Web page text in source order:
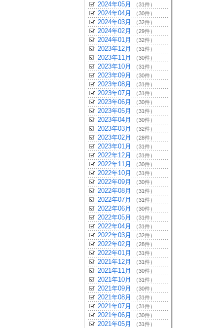
2024年05月 （31件）
2024年04月 （30件）
2024年03月 （32件）
2024年02月 （29件）
2024年01月 （32件）
2023年12月 （31件）
2023年11月 （30件）
2023年10月 （31件）
2023年09月 （30件）
2023年08月 （31件）
2023年07月 （31件）
2023年06月 （30件）
2023年05月 （31件）
2023年04月 （30件）
2023年03月 （32件）
2023年02月 （28件）
2023年01月 （31件）
2022年12月 （31件）
2022年11月 （30件）
2022年10月 （31件）
2022年09月 （30件）
2022年08月 （31件）
2022年07月 （31件）
2022年06月 （30件）
2022年05月 （31件）
2022年04月 （31件）
2022年03月 （32件）
2022年02月 （28件）
2022年01月 （31件）
2021年12月 （31件）
2021年11月 （30件）
2021年10月 （31件）
2021年09月 （30件）
2021年08月 （31件）
2021年07月 （31件）
2021年06月 （30件）
2021年05月 （31件）